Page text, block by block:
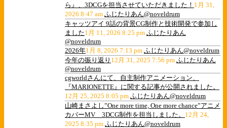
ら』、3DCGを担当させていただきました！ 1月 31,
2026 8:47 am ふじたりあん@noveldrum
キャッツアイ 9話の背景CG制作と技術開発で参加し
ました1月 11, 2026 8:25 pm ふじたりあん
@noveldrum
2026年1月 8, 2026 7:13 pm ふじたりあん@noveldrum
今年の振り返り 12月 31, 2025 7:56 pm ふじたりあん
@noveldrum
cgworldさんにて、自主制作アニメーション、
『MARIONETTE』に関する記事が公開されました。
12月 25, 2025 8:05 pm ふじたりあん@noveldrum
山崎まさよし”One more time, One more chance”アニメ
カバーMV 3DCG制作を担当しました。 12月 24,
2025 8:35 pm ふじたりあん@noveldrum